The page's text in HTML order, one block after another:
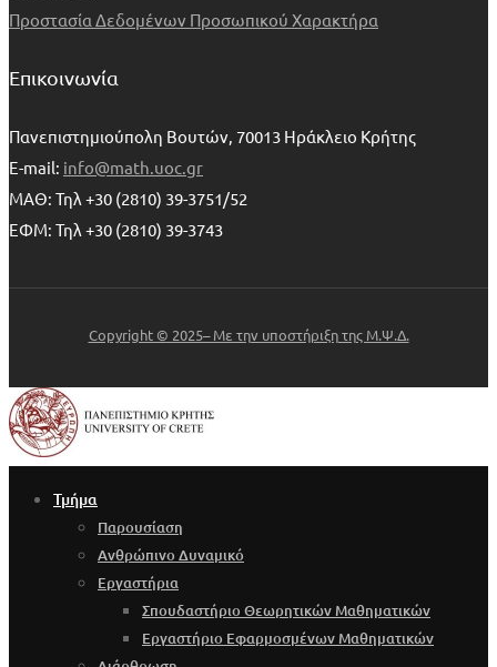
Προστασία Δεδομένων Προσωπικού Χαρακτήρα
Επικοινωνία
Πανεπιστημιούπολη Βουτών, 70013 Ηράκλειο Κρήτης
E-mail: info@math.uoc.gr
ΜΑΘ: Τηλ +30 (2810) 39-3751/52
ΕΦΜ: Τηλ +30 (2810) 39-3743
Copyright © 2025– Με την υποστήριξη της Μ.Ψ.Δ.
Τμήμα
Παρουσίαση
Ανθρώπινο Δυναμικό
Εργαστήρια
Σπουδαστήριο Θεωρητικών Μαθηματικών
Εργαστήριο Εφαρμοσμένων Μαθηματικών